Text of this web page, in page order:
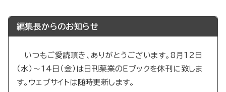
編集長からのお知らせ
いつもご愛読頂き、ありがとうございます。8月12日
（水）～14日（金）は日刊薬業のEブックを休刊に致しま
す。ウェブサイトは随時更新します。